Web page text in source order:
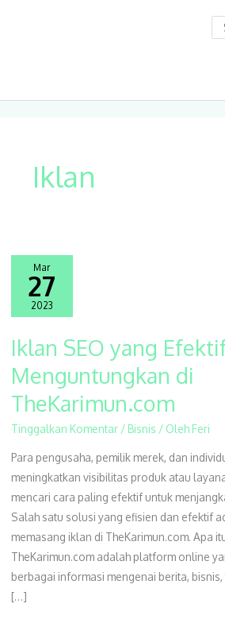
Iklan
Mar
27
2023
Iklan SEO yang
Menguntungkan di
TheKarimun.com
Tinggalkan Komentar / Bisnis / Oleh Feri
Para pengusaha, pemilik merek, dan
meningkatkan visibilitas produk atau
mencari cara paling efektif untuk
Salah satu solusi yang efisien dan efektif
memasang iklan di TheKarimun.com. Apa
TheKarimun.com adalah platform online
berbagai informasi mengenai berita,
[…]
Iklan
yang
Efektif
dan
di
TheKarimun.com